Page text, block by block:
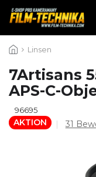
Inhalt Linsen
7Artisans
APS-C-
96695
AKTION
Die
31